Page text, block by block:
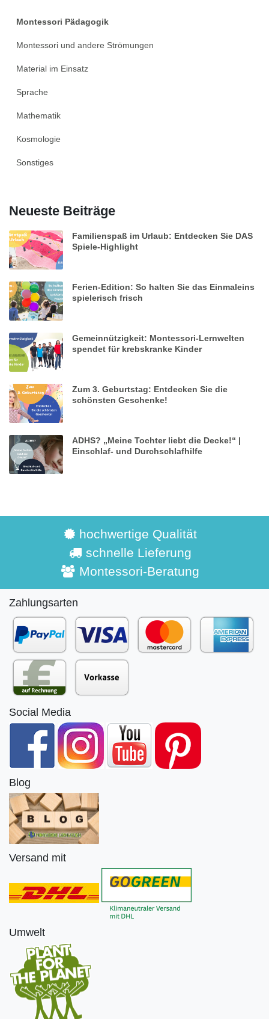
Montessori Pädagogik
Montessori und andere Strömungen
Material im Einsatz
Sprache
Mathematik
Kosmologie
Sonstiges
Neueste Beiträge
Familienspaß im Urlaub: Entdecken Sie DAS
Spiele-Highlight
Ferien-Edition: So halten Sie das Einmaleins
spielerisch frisch
Gemeinnützigkeit: Montessori-Lernwelten
spendet für krebskranke Kinder
Zum 3. Geburtstag: Entdecken Sie die
schönsten Geschenke!
ADHS? „Meine Tochter liebt die Decke!“ |
Einschlaf- und Durchschlafhilfe
hochwertige Qualität
schnelle Lieferung
Montessori-Beratung
Zahlungsarten
Social Media
Blog
Versand mit
Umwelt